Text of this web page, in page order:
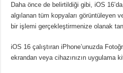
Daha önce de belirtildiği gibi, iOS
algılanan tüm kopyaları görüntüleyen
bir işlemi gerçekleştirmenize olanak
iOS 16 çalıştıran iPhone’unuzda
ekrandan veya cihazınızın uygulama